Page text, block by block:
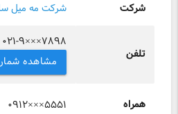
شرکت شرکت مه میل
تلفن
۰۲۱-۹×××۷۸۹۸
مشاهده
همراه ۰۹۱۲×××۵۵۵۱